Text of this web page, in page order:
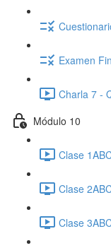
Examen
Charla 7 -
Módulo 10
Clase
Clase
Clase